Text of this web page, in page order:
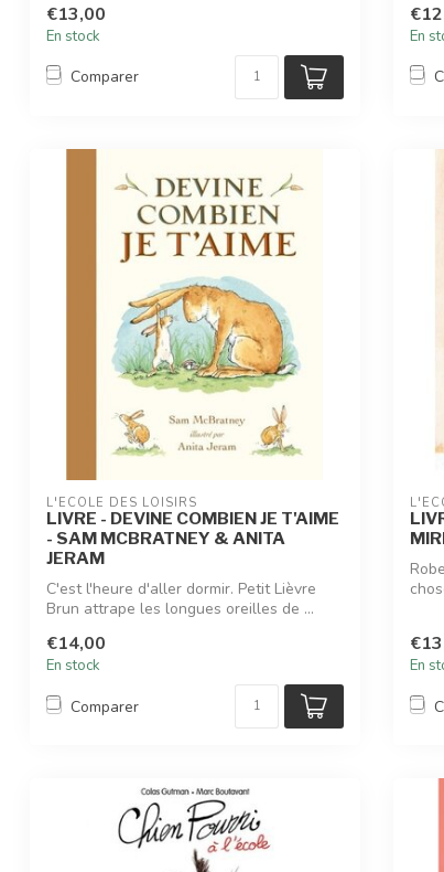
€13,00
En stock
Comparer
En
L'ÉCOLE DES LOISIRS
LIVRE - DEVINE COMBIEN JE T'AIME
- SAM MCBRATNEY & ANITA
JERAM
C'est l'heure d'aller dormir. Petit Lièvre
Brun attrape les longues oreilles de ...
€14,00
En stock
Comparer
En